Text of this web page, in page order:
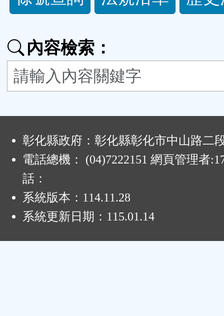
功
按
鈕
內容檢索：
彰化縣政府：彰化縣彰化市中山路二
電話總機： (04)7222151 網頁管理者
話：
系統版本： 114.11.28
系統更新日期： 115.01.14